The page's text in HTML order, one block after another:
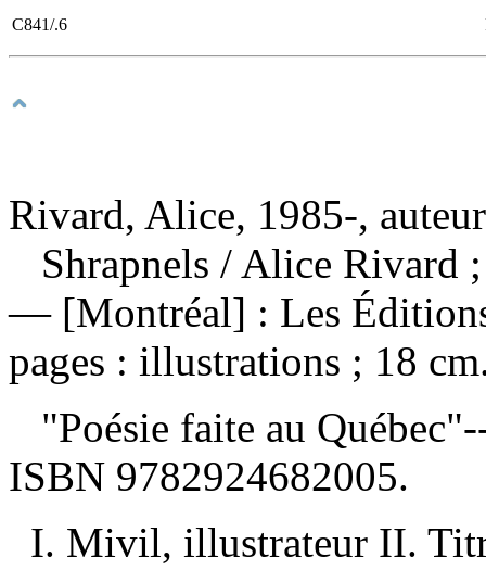
C841/.6
Rivard, Alice, 1985-, auteur
Shrapnels / Alice Rivard
— [Montréal] : Les
pages : illustrations ; 18
"Poésie faite au
ISBN 9782924682005.
I. Mivil, illustrateur II.